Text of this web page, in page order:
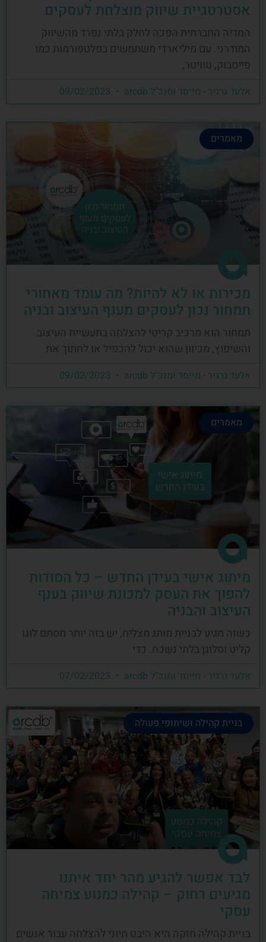
אסטרטגיית שיווק מוצלחת לעסקים
המדיה החברתית הפכה לחלק בלתי נפרד מהשיווק
המודרני. עם מיליארדי משתמשים בפלטפורמות כמו
פייסבוק, טוויטר,
אלעד גרגיר - מייסד ומנכ"ל arcdb
מאמרים
מכירות או לא להיות? מה עומד מאחורי
תמחור נכון לעסקים מענף העיצוב ובניה
תמחור הוא מרכיב קריטי להצלחה בתעשיית העיצוב
והשיפוץ, מכיוון שהוא יכול להכפיל או לחתוך את
אלעד גרגיר - מייסד ומנכ"ל arcdb
מאמרים
מיתוג אישי בעידן החדש – כל הסודות
להפוך את העסק למכונת שיווק בענף
העיצוב והבניה
כשזה מגיע לבניית מותג מצליח, יש בזה יותר מסתם לוגו
קליט וסלוגן בלתי נשכח. כדי
אלעד גרגיר - מייסד ומנכ"ל arcdb
בניית קהילה ושיתופי פעולה
לבד אפשר להגיע מהר יחד איתנו
מגיעים רחוק – קהילה כמנוע צמיחה
עסקי
בניית קהילה חזקה היא היבט חיוני להצלחה עבור אנשים